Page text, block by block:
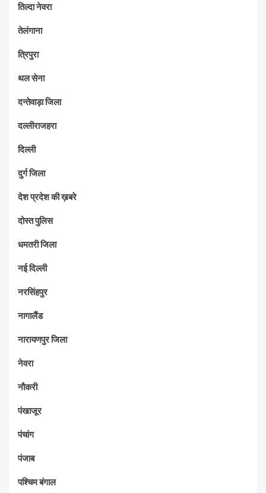
तिल्दा नेवरा
तेलंगाना
त्रिपुरा
थल सेना
दन्तेवाड़ा जिला
दल्लीराजहरा
दिल्ली
दुर्ग जिला
देश प्रदेश की ख़बरे
दोस्त पुलिस
धमतरी जिला
नई दिल्ली
नरसिंहपुर
नागालैंड
नारायणपुर जिला
नेवरा
नौकरी
पंखाजूर
पंचांग
पंजाब
पश्चिम बंगाल